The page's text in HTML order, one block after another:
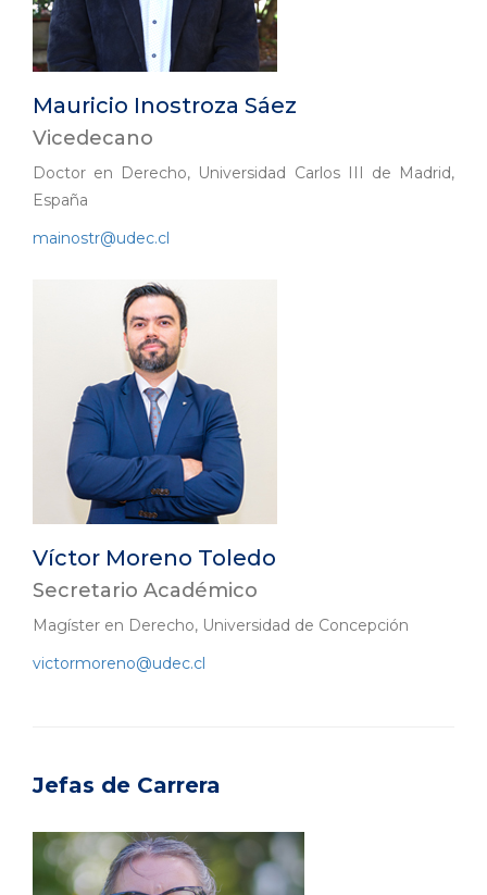
Mauricio Inostroza Sáez
Vicedecano
Doctor en Derecho, Universidad Carlos III de Madrid,
España
mainostr@udec.cl
Víctor Moreno Toledo
Secretario Académico
Magíster en Derecho, Universidad de Concepción
victormoreno@udec.cl
Jefas de Carrera